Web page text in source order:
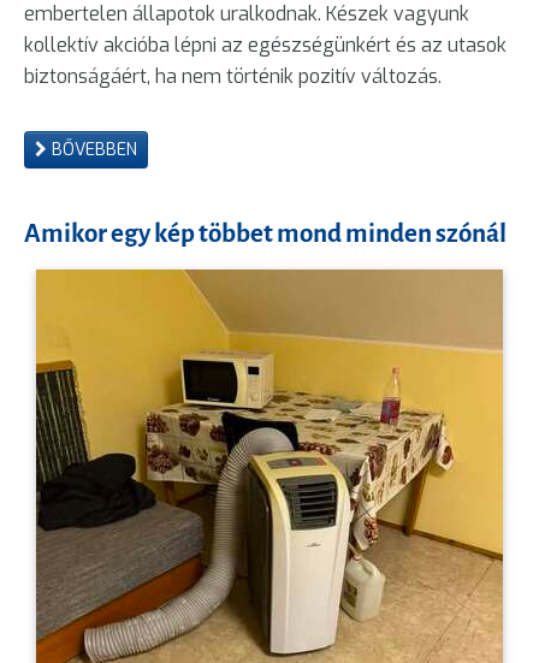
embertelen állapotok uralkodnak. Készek vagyunk
kollektív akcióba lépni az egészségünkért és az utasok
biztonságáért, ha nem történik pozitív változás.
BŐVEBBEN
Amikor egy kép többet mond minden szónál